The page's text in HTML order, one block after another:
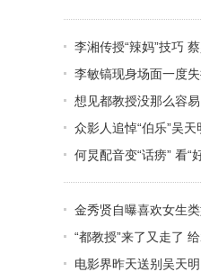
李湘传授“辣妈”技巧
李敏镐现身场面一度
想见都教授没那么容
众影人追悼“伯乐”吴
何炅配音变“话痨” 看“
金秀贤自曝喜欢女生
“都教授”来了又走了
电影界昨天送别吴天